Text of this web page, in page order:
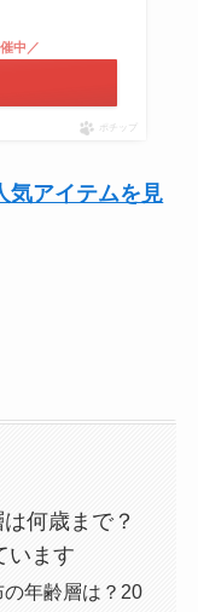
中／
ポチップ
気アイテムを見
何歳まで？
います
年齢層は？20